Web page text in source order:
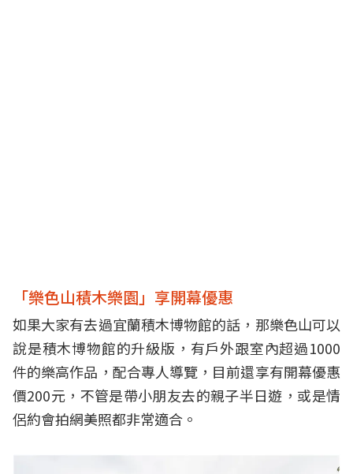
「樂色山積木樂園」享開幕優惠
如果大家有去過宜蘭積木博物館的話，那樂色山可以
說是積木博物館的升級版，有戶外跟室內超過1000
件的樂高作品，配合專人導覽，目前還享有開幕優惠
價200元，不管是帶小朋友去的親子半日遊，或是情
侶約會拍網美照都非常適合。